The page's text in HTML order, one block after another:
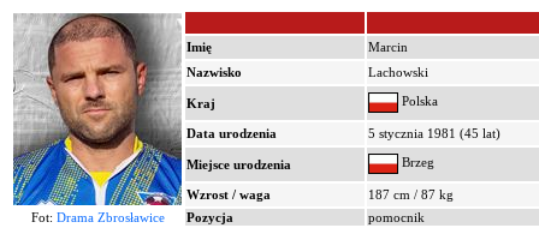
Imię
Marcin
Nazwisko
Lachowski
Kraj Polska
Data urodzenia 5 stycznia 1981 (45 lat)
Miejsce urodzenia Brzeg
Wzrost / waga
187 cm / 87 kg
Fot: Drama Zbrosławice Pozycja pomocnik